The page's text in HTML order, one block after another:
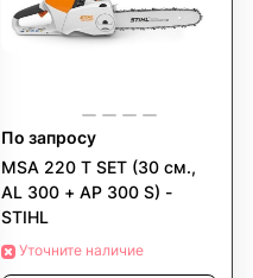
По запросу
MSA 220 T SET (30 см.,
AL 300 + AP 300 S) -
STIHL
Уточните наличие